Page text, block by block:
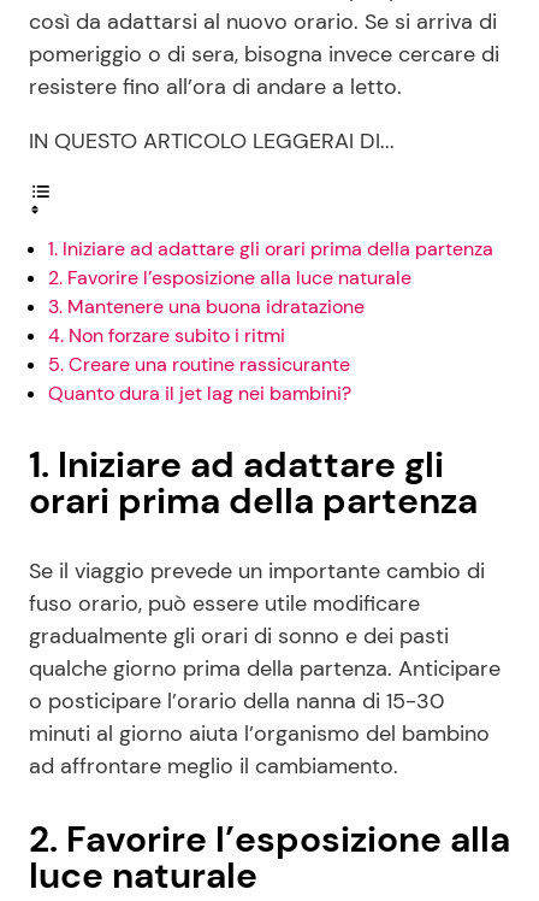
così da adattarsi al nuovo orario. Se si arriva di
pomeriggio o di sera, bisogna invece cercare di
resistere fino all’ora di andare a letto.
IN QUESTO ARTICOLO LEGGERAI DI...
1. Iniziare ad adattare gli orari prima della partenza
2. Favorire l’esposizione alla luce naturale
3. Mantenere una buona idratazione
4. Non forzare subito i ritmi
5. Creare una routine rassicurante
Quanto dura il jet lag nei bambini?
1. Iniziare ad adattare gli
orari prima della partenza
Se il viaggio prevede un importante cambio di
fuso orario, può essere utile modificare
gradualmente gli orari di sonno e dei pasti
qualche giorno prima della partenza. Anticipare
o posticipare l’orario della nanna di 15-30
minuti al giorno aiuta l’organismo del bambino
ad affrontare meglio il cambiamento.
2. Favorire l’esposizione alla
luce naturale